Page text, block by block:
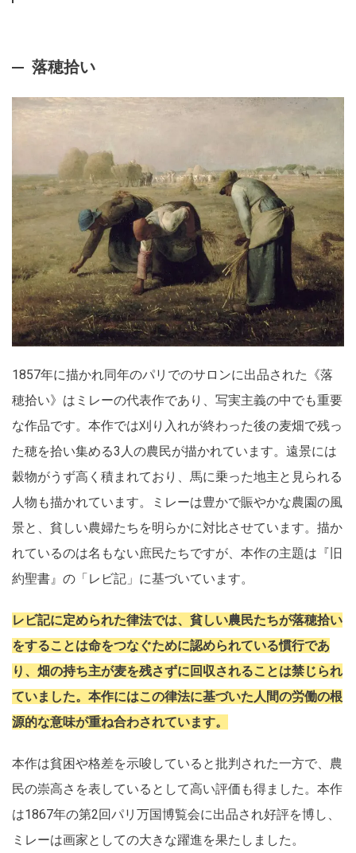
落穂拾い
1857年に描かれ同年のパリでのサロンに出品された《落
穂拾い》はミレーの代表作であり、写実主義の中でも重要
な作品です。本作では刈り入れが終わった後の麦畑で残っ
た穂を拾い集める3人の農民が描かれています。遠景には
穀物がうず高く積まれており、馬に乗った地主と見られる
人物も描かれています。ミレーは豊かで賑やかな農園の風
景と、貧しい農婦たちを明らかに対比させています。描か
れているのは名もない庶民たちですが、本作の主題は『旧
約聖書』の「レビ記」に基づいています。
レビ記に定められた律法では、貧しい農民たちが落穂拾い
をすることは命をつなぐために認められている慣行であ
り、畑の持ち主が麦を残さずに回収されることは禁じられ
ていました。本作にはこの律法に基づいた人間の労働の根
源的な意味が重ね合わされています。
本作は貧困や格差を示唆していると批判された一方で、農
民の崇高さを表しているとして高い評価も得ました。本作
は1867年の第2回パリ万国博覧会に出品され好評を博し、
ミレーは画家としての大きな躍進を果たしました。